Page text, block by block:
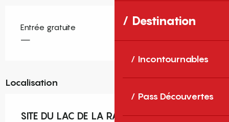
Destination
Incontournables
Pass Découvertes
Entrée gratuite
—
Localisation
SITE DU LAC DE LA RAHO